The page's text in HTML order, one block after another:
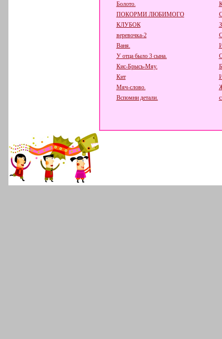
Болото.
ПОКОРМИ ЛЮБИМОГО
КЛУБОК
веревочка-2
Ваня.
У отца было 3 сына.
Кис-Брысь-Мяу.
Кит
Мяч-слово.
Вспомни детали.